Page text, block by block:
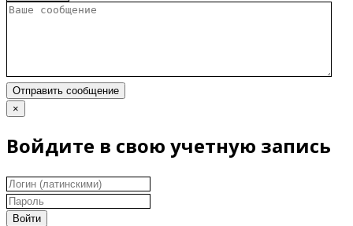
Отправить сообщение
×
Войдите в свою учетную запись
Войти